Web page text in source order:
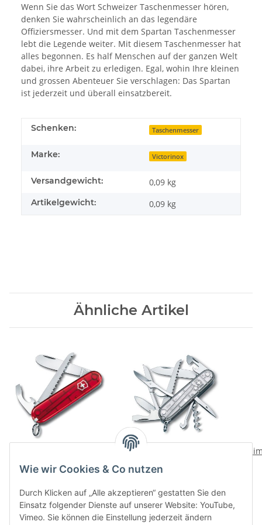
Wenn Sie das Wort Schweizer Taschenmesser hören,
denken Sie wahrscheinlich an das legendäre
Offiziersmesser. Und mit dem Spartan Taschenmesser
lebt die Legende weiter. Mit diesem Taschenmesser hat
alles begonnen. Es half Menschen auf der ganzen Welt
dabei, ihre Arbeit zu erledigen. Egal, wohin Ihre kleinen
und grossen Abenteuer Sie verschlagen: Das Spartan
ist jederzeit und überall einsatzbereit.
Schenken: Taschenmesser
Marke: Victorinox
Versandgewicht: 0,09 kg
Artikelgewicht: 0,09 kg
Ähnliche Artikel
Offiziersm.
33,00 CHF*
Huntsman Silver Tech -
47,00 CHF
Wie wir Cookies & Co nutzen
Durch Klicken auf „Alle akzeptieren“ gestatten Sie den
Einsatz folgender Dienste auf unserer Website: YouTube,
Vimeo. Sie können die Einstellung jederzeit ändern